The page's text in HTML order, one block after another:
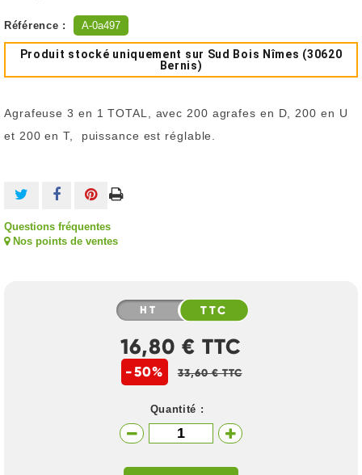
Référence : A-0a497
Produit stocké uniquement sur Sud Bois Nîmes (30620
Bernis)
Agrafeuse 3 en 1 TOTAL, avec 200 agrafes en D, 200 en U
et 200 en T, puissance est réglable.
Questions fréquentes
Nos points de ventes
HT TTC
16,80 € TTC
-50% 33,60 € TTC
Quantité :